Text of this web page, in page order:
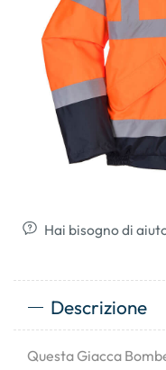
Hai bisogno di
Descrizione
Questa Giacca